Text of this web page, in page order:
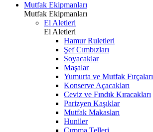
Mutfak Ekipmanları
Mutfak Ekipmanları
El Aletleri
El Aletleri
Hamur Ruletleri
Şef Cımbızları
Soyacaklar
Maşalar
Yumurta ve Mutfak Fırçaları
Konserve Açacakları
Ceviz ve Fındık Kıracakları
Parizyen Kaşıklar
Mutfak Makasları
Huniler
Çırpma Telleri